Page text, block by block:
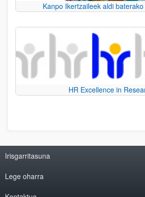
Kanpo Ikertzaileek aldi
HR Excellence in
Irisgarritasuna
Lege oharra